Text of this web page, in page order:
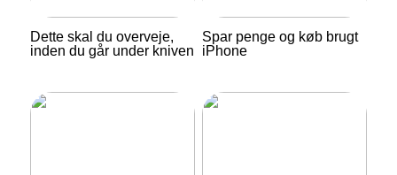
Dette skal du overveje,
inden du går under kniven
Spar penge og køb brugt
iPhone